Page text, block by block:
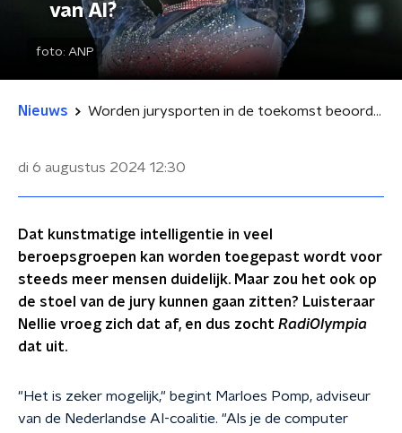
van AI?
foto: ANP
Nieuws Worden jurysporten in de toekomst beoordeeld met hulp van AI?
di 6 augustus 2024 12:30
Dat kunstmatige intelligentie in veel
beroepsgroepen kan worden toegepast wordt voor
steeds meer mensen duidelijk. Maar zou het ook op
de stoel van de jury kunnen gaan zitten? Luisteraar
Nellie vroeg zich dat af, en dus zocht RadiOlympia
dat uit.
"Het is zeker mogelijk," begint Marloes Pomp, adviseur
van de Nederlandse AI-coalitie. "Als je de computer